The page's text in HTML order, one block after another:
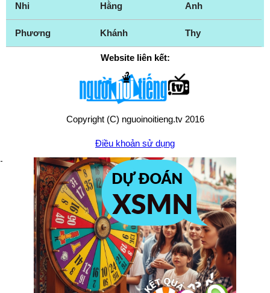
Nhi Hằng Anh
Phương Khánh Thy
Website liên kết:
Copyright (C) nguoinoitieng.tv 2016
Điều khoản sử dụng
Chính sách quyền riêng tư
Liên hệ:mail.nguoinoitieng.tv@gmail.com